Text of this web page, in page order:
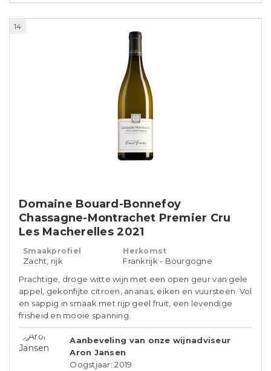
14
Domaine Bouard-Bonnefoy
Chassagne-Montrachet Premier Cru
Les Macherelles 2021
Smaakprofiel
Zacht, rijk
Herkomst
Frankrijk - Bourgogne
Prachtige, droge witte wijn met een open geur van gele
appel, gekonfijte citroen, ananas, eiken en vuursteen. Vol
en sappig in smaak met rijp geel fruit, een levendige
frisheid en mooie spanning.
Aanbeveling van onze wijnadviseur
Aron Jansen
Oogstjaar: 2019